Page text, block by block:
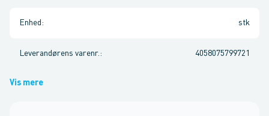
Enhed : stk
Leverandørens varenr. : 4058075799721
Vis mere